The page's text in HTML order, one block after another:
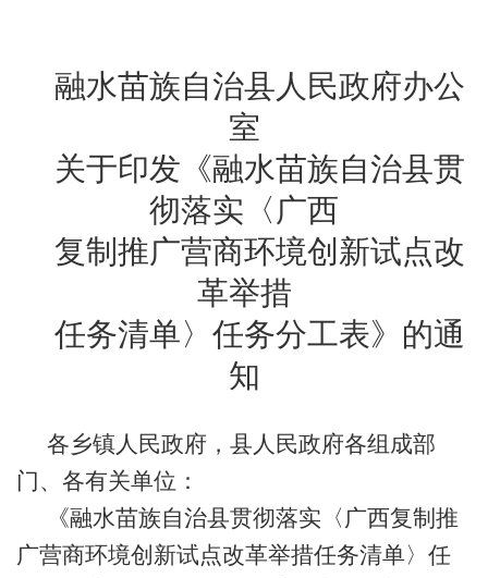
融水苗族自治县人民政府办公
室
关于印发《融水苗族自治县贯
彻落实〈广西
复制推广营商环境创新试点改
革举措
任务清单〉任务分工表》的通
知
各乡镇人民政府，县人民政府各组成部
门、各有关单位：
《融水苗族自治县贯彻落实〈广西复制推
广营商环境创新试点改革举措任务清单〉任